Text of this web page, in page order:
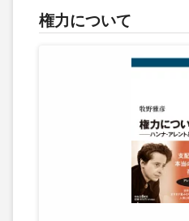
権力について